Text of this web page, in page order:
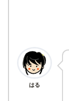
はる